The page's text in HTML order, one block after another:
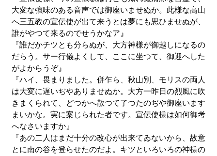
大変な強味のある音声では御座いませぬか。此様な高山
へ三五教の宣伝使が出て来うとは夢にも思ひませぬが、
誰がやつて来るのでせうかなア』
『誰だかチツとも分らぬが、大方神様が御越しになるの
だらう。サー行儀よくして、ここに坐つて、御迎へした
がよからうぞ』
『ハイ、畏まりました。併乍ら、秋山別、モリスの両人
は大変に遅いぢやありませぬか。大方一昨日の烈風に吹
きまくられて、どつかへ散つて了つたのぢや御座います
まいかな。実に案じられた者です。宣伝使様は如何御考
へなさいますか』
『あの二人はまだ十分の改心が出来てゐないから、故意
とに南の谷を登らせたのだよ。キツといろいろの神様の